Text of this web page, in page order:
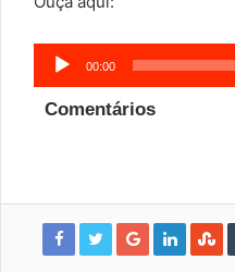
Tocador
de
áudio
00:00
Comentários